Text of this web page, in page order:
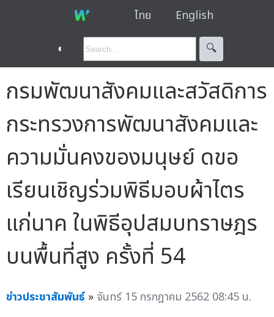
ไทย English
◐ 🔍︎
กรมพัฒนาสังคมและสวัสดิการ
กระทรวงการพัฒนาสังคมและ
ความมั่นคงของมนุษย์ ดขอ
เรียนเชิญร่วมพิธีมอบผ้าไตร
แก่นาค ในพิธีอุปสมบทราษฎร
บนพื้นที่สูง ครั้งที่ 54
ข่าวประชาสัมพันธ์ » จันทร์ 15 กรกฎาคม 2562 08:45 น.